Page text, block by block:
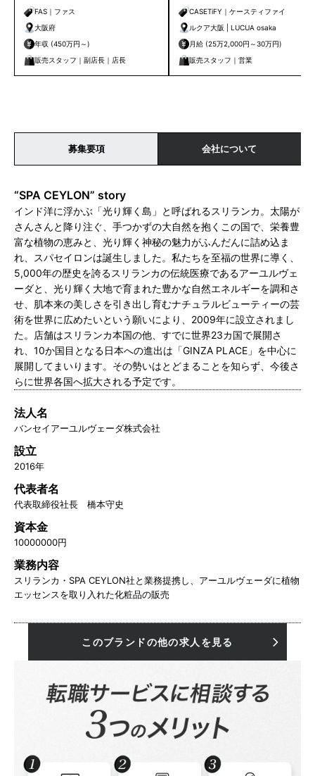
ドバイザー｜阪急うめだ本店
FAS｜ファス
大阪府
年収 (450万円～)
販売スタッフ｜副店長｜店長
境！／ 販売経験1年以上の方歓迎
◆
CASETiFY｜ケースティファイ
ルクア大阪 | LUCUA osaka
月給 (25万2,000円～30万円)
販売スタッフ｜営業
募集要項 会社について
“SPA CEYLON” story
インド洋に浮かぶ「光り輝く島」と呼ばれるスリランカ。太陽が
さんさんと降り注ぐ、手つかずの大自然を抱くこの国で、栄養豊
富な植物の恵みと、光り輝く神秘の魅力がふんだんに詰め込ま
れ、スパセイロンは誕生しました。私たちを至福の世界に導く、
5,000年の歴史を誇るスリランカの伝統医療であるアーユルヴェ
ーダと、光り輝く大地で育まれた豊かな自然エネルギーを調和さ
せ、肌本来の美しさを引き出し育むナチュラルビューティーの芸
術を世界に広めたいという願いにより、2009年に設立されまし
た。店舗はスリランカ本国の他、すでに世界23カ国で展開さ
れ、10か国目となる日本への進出は「GINZA PLACE」を中心に
展開してまいります。その勢いはとどまることを知らず、今後さ
らに世界各国へ拡大される予定です。
法人名
バンセイアーユルヴェーダ株式会社
設立
2016年
代表者名
代表取締役社長 橋本守史
資本金
10000000円
業務内容
スリランカ・SPA CEYLON社と業務提携し、アーユルヴェーダに植物
エッセンスを取り入れた化粧品の販売
このブランドの他の求人を見る